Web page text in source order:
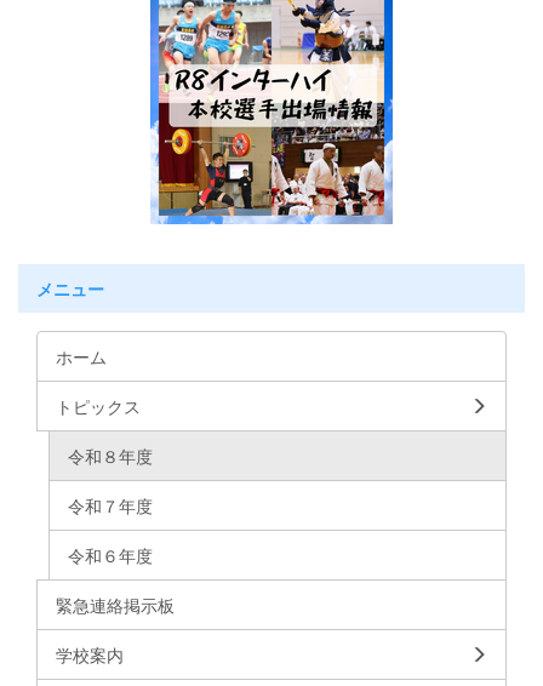
メニュー
ホーム
トピックス
令和８年度
令和７年度
令和６年度
緊急連絡掲示板
学校案内